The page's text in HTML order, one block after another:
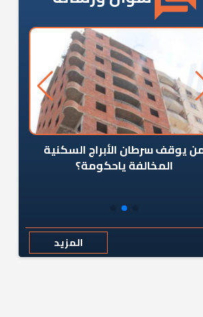
يوقف سرطان الأبراج السكنية
المخالفة ياحكومة؟
المزيد